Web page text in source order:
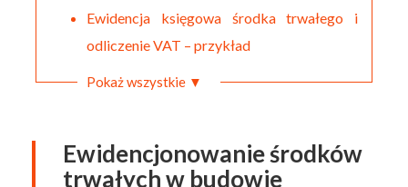
Ewidencja księgowa środka trwałego i
odliczenie VAT – przykład
Pokaż wszystkie ▼
Ewidencjonowanie środków
trwałych w budowie